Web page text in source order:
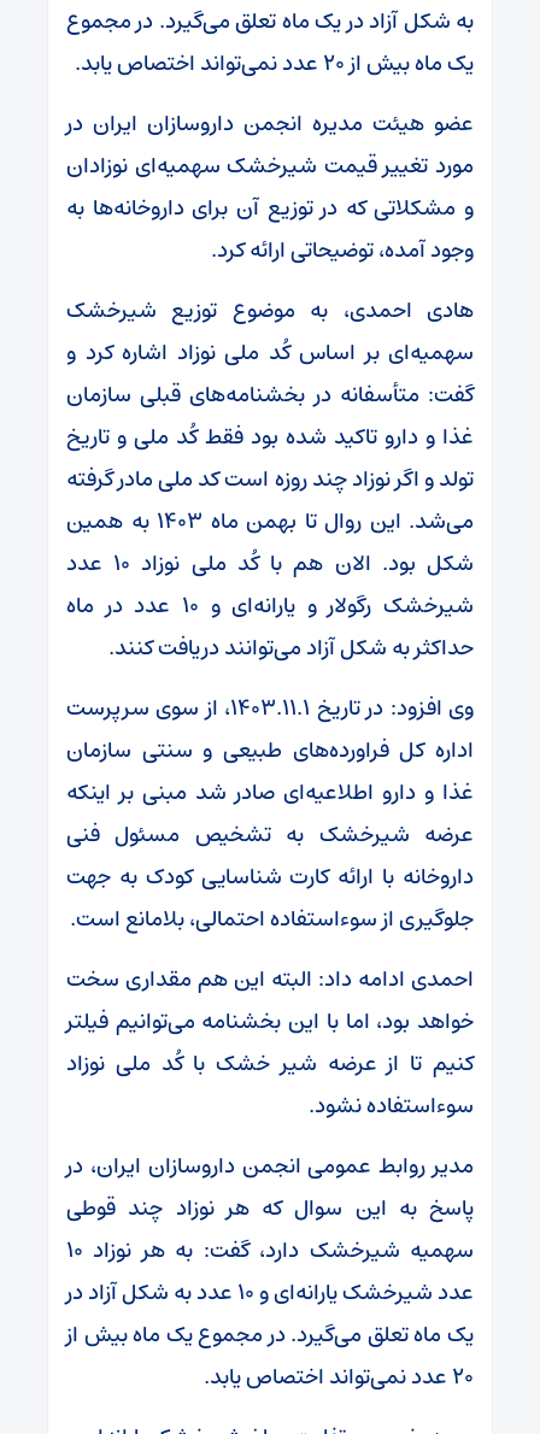
به شکل آزاد در یک ماه تعلق می‌گیرد. در مجموع
یک ماه بیش از ۲۰ عدد نمی‌تواند اختصاص یابد.
عضو هیئت مدیره انجمن داروسازان ایران در
مورد تغییر قیمت شیرخشک سهمیه‌ای نوزادان
و مشکلاتی که در توزیع آن برای داروخانه‌ها به
وجود آمده، توضیحاتی ارائه کرد.
هادی احمدی، به موضوع توزیع شیرخشک
سهمیه‌ای بر اساس کُد ملی نوزاد اشاره کرد و
گفت: متأسفانه در بخشنامه‌های قبلی سازمان
غذا و دارو تاکید شده بود فقط کُد ملی و تاریخ
تولد و اگر نوزاد چند روزه است کد ملی مادر گرفته
می‌شد. این روال تا بهمن ماه ۱۴۰۳ به همین
شکل بود. الان هم با کُد ملی نوزاد ۱۰ عدد
شیرخشک رگولار و یارانه‌ای و ۱۰ عدد در ماه
حداکثر به شکل آزاد می‌توانند دریافت کنند.
وی افزود: در تاریخ ۱۴۰۳.۱۱.۱، از سوی سرپرست
اداره کل فراورده‌های طبیعی و سنتی سازمان
غذا و دارو اطلاعیه‌ای صادر شد مبنی بر اینکه
عرضه شیرخشک به تشخیص مسئول فنی
داروخانه با ارائه کارت شناسایی کودک به جهت
جلوگیری از سوءاستفاده احتمالی، بلامانع است.
احمدی ادامه داد: البته این هم مقداری سخت
خواهد بود، اما با این بخشنامه می‌توانیم فیلتر
کنیم تا از عرضه شیر خشک با کُد ملی نوزاد
سوءاستفاده نشود.
مدیر روابط عمومی انجمن داروسازان ایران، در
پاسخ به این سوال که هر نوزاد چند قوطی
سهمیه شیرخشک دارد، گفت: به هر نوزاد ۱۰
عدد شیرخشک یارانه‌ای و ۱۰ عدد به شکل آزاد در
یک ماه تعلق می‌گیرد. در مجموع یک ماه بیش از
۲۰ عدد نمی‌تواند اختصاص یابد.